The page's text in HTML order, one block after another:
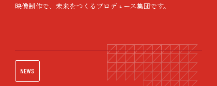
映像制作で、未来をつくるプロデュース集団です。
NEWS